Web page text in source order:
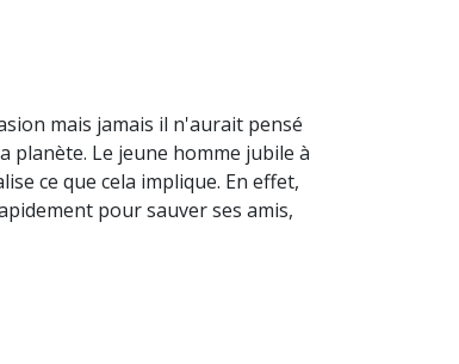
mais jamais il n'aurait pensé
planète. Le jeune homme jubile à
ce que cela implique. En effet,
pour sauver ses amis,